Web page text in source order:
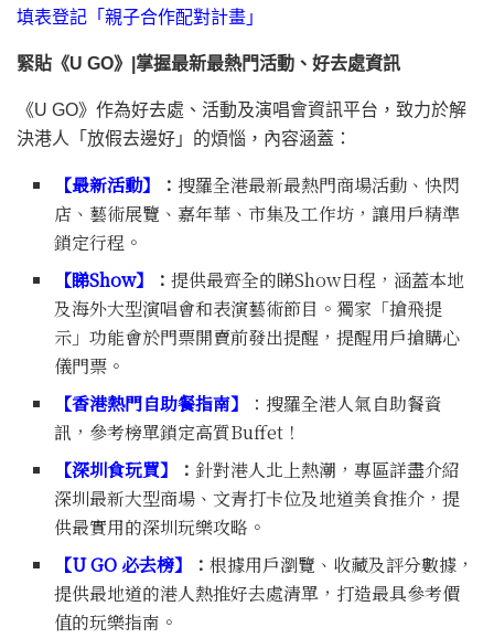
填表登記「親子合作配對計畫」
緊貼《U GO》|掌握最新最熱門活動、好去處資訊
《U GO》作為好去處、活動及演唱會資訊平台，致力於解
決港人「放假去邊好」的煩惱，內容涵蓋：
【最新活動】 ： 搜羅全港最新最熱門商場活動、快閃
店、藝術展覽、嘉年華、市集及工作坊，讓用戶精準
鎖定行程。
【睇Show】 ：提供最齊全的睇Show日程，涵蓋本地
及海外大型演唱會和表演藝術節目。獨家「搶飛提
示」功能會於門票開賣前發出提醒，提醒用戶搶購心
儀門票。
【香港熱門自助餐指南】
：搜羅全港人氣自助餐資
訊，參考榜單鎖定高質Buffet！
【深圳食玩買】
： 針對港人北上熱潮，專區詳盡介紹
深圳最新大型商場、文青打卡位及地道美食推介，提
供最實用的深圳玩樂攻略。
【U GO必去榜】 ：根據用戶瀏覽、收藏及評分數據，
提供最地道的港人熱推好去處清單，打造最具參考價
值的玩樂指南。